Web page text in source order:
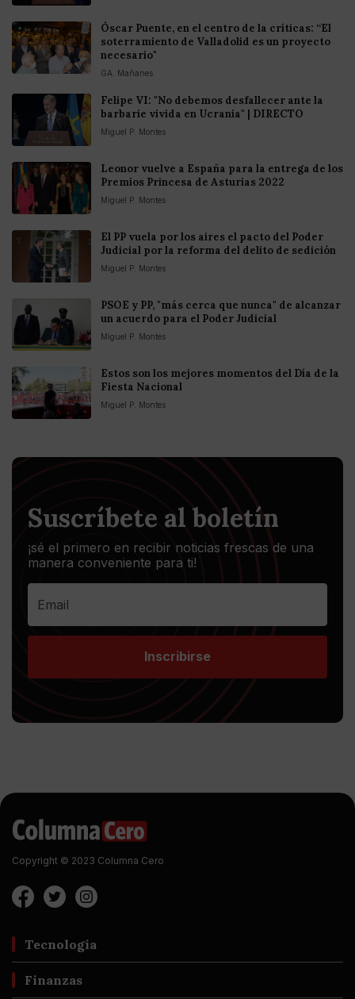
Óscar Puente, en el centro de la críticas: “El
soterramiento de Valladolid es un proyecto
necesario"
GA. Mañanes
Felipe VI: "No debemos desfallecer ante la
barbarie vivida en Ucrania" | DIRECTO
Miguel P. Montes
Leonor vuelve a España para la entrega de los
Premios Princesa de Asturias 2022
Miguel P. Montes
El PP vuela por los aires el pacto del Poder
Judicial por la reforma del delito de sedición
Miguel P. Montes
PSOE y PP, "más cerca que nunca" de alcanzar
un acuerdo para el Poder Judicial
Miguel P. Montes
Estos son los mejores momentos del Día de la
Fiesta Nacional
Miguel P. Montes
Suscríbete al boletín
¡sé el primero en recibir noticias frescas de una
manera conveniente para ti!
Inscribirse
Copyright © 2023 Columna Cero
Tecnología
Finanzas